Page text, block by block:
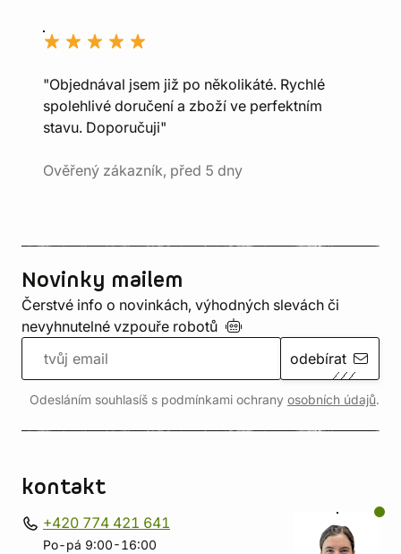
"Objednával jsem již po několikáté. Rychlé
spolehlivé doručení a zboží ve perfektním
stavu. Doporučuji"
Ověřený zákazník, před 5 dny
Novinky mailem
Čerstvé info o novinkách, výhodných slevách či
nevyhnutelné vzpouře robotů
odebírat
Odesláním souhlasíš s podmínkami ochrany osobních údajů.
kontakt
+420 774 421 641
Po-pá 9:00-16:00